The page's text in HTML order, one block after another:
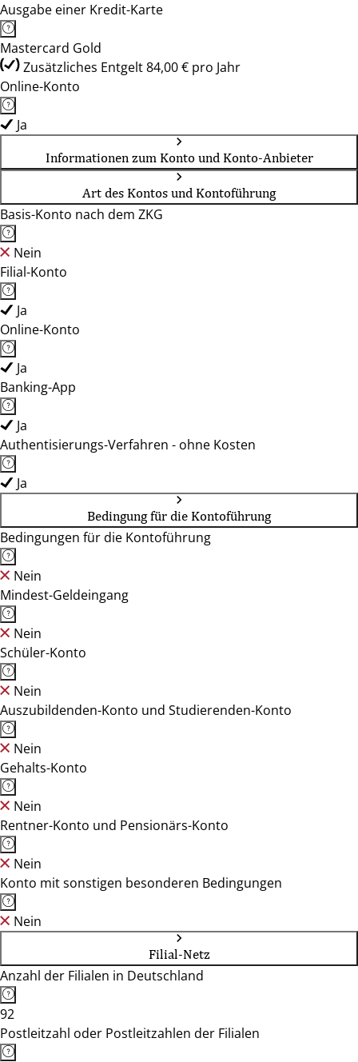
Ausgabe einer Kredit-Karte
Mastercard Gold
Zusätzliches Entgelt 84,00 € pro Jahr
Online-Konto
Ja
Informationen zum Konto und Konto-Anbieter
Art des Kontos und Kontoführung
Basis-Konto nach dem ZKG
Nein
Filial-Konto
Ja
Online-Konto
Ja
Banking-App
Ja
Authentisierungs-Verfahren - ohne Kosten
Ja
Bedingung für die Kontoführung
Bedingungen für die Kontoführung
Nein
Mindest-Geldeingang
Nein
Schüler-Konto
Nein
Auszubildenden-Konto und Studierenden-Konto
Nein
Gehalts-Konto
Nein
Rentner-Konto und Pensionärs-Konto
Nein
Konto mit sonstigen besonderen Bedingungen
Nein
Filial-Netz
Anzahl der Filialen in Deutschland
92
Postleitzahl oder Postleitzahlen der Filialen